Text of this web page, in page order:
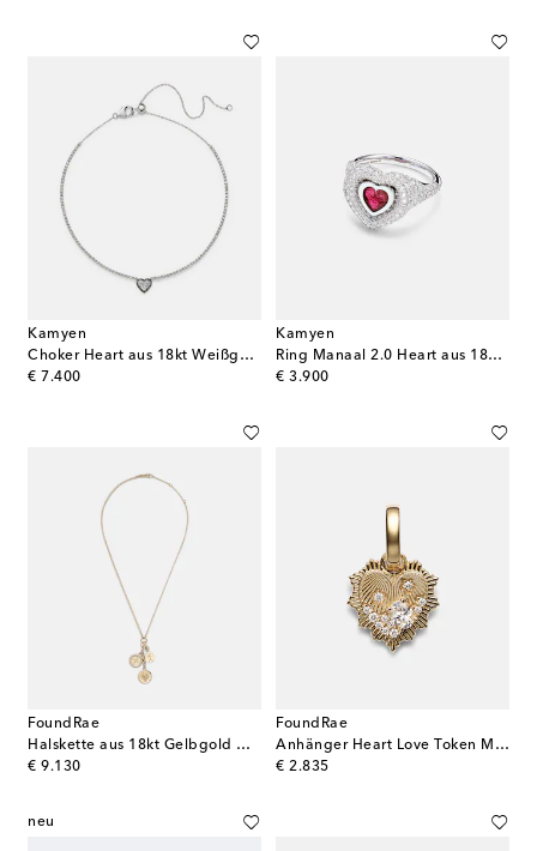
Kamyen
Choker Heart aus 18kt Weißgold mit Emaille und Diamanten
€ 7.400
original price
Kamyen
Ring Manaal 2.0 Heart aus 18kt Weißgold mit Emaille, Diamanten und Rubin
€ 3.900
original price
FoundRae
Halskette aus 18kt Gelbgold mit Diamanten
€ 9.130
original price
FoundRae
Anhänger Heart Love Token Mini aus 18kt Gelbgold mit Diamanten
€ 2.835
original price
neu